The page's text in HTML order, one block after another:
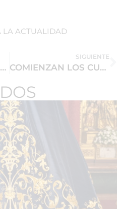
LA ACTUALIDAD
EL MARTES 4, CONVIVENCIA DE LAS HERMANDADES DE LA MADRUGADA EN LA MACARENA.
SIGUIENTE
COMIENZAN LOS CULTOS EN HONOR AL SANTÍSIMO CRISTO DEL CALVARIO